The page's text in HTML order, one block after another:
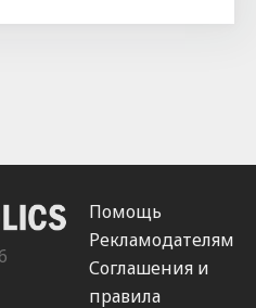
Помощь
Рекламодателям
Соглашения и
правила